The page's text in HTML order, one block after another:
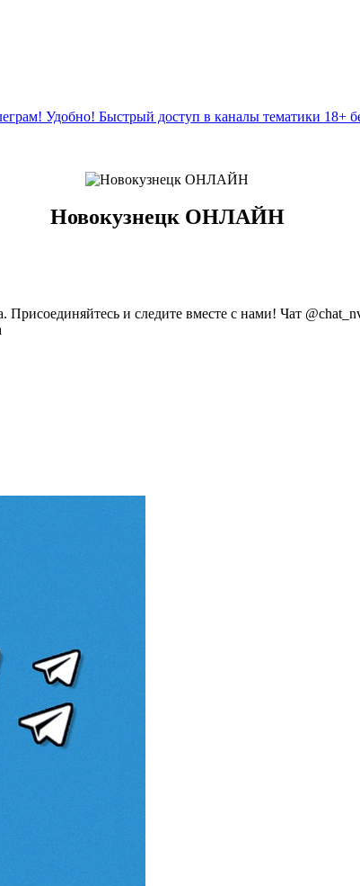
Удобно! Быстрый доступ в каналы тематики 18+
Новокузнецк ОНЛАЙН
и следите вместе с нами! Чат